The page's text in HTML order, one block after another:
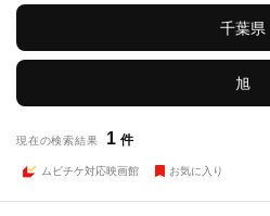
千葉県
旭
現在の検索結果 1 件
ムビチケ対応映画館 お気に入り